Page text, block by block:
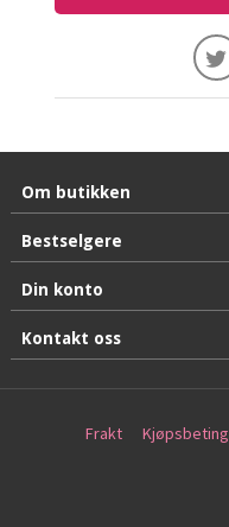
Om butikken
Bestselgere
Din konto
Kontakt oss
Frakt